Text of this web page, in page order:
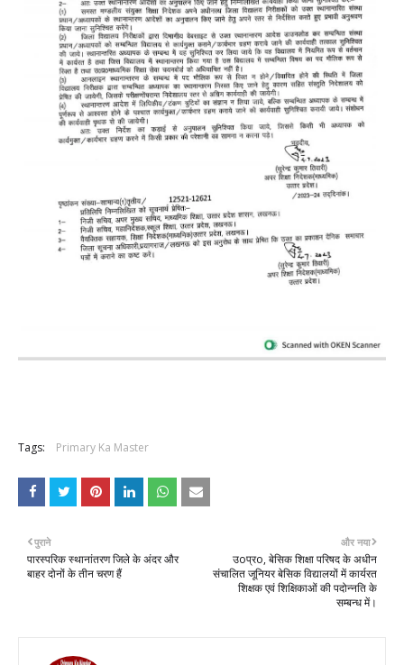
Tags: Primary Ka Master
और नया
उoप्रo, बेसिक शिक्षा परिषद के अधीन
संचालित जूनियर बेसिक विद्यालयों में कार्यरत
शिक्षक एवं शिक्षिकाओं की पदोन्नति के
सम्बन्ध में।
पुराने
पारस्परिक स्थानांतरण जिले के अंदर और
बाहर दोनों के तीन चरण हैं